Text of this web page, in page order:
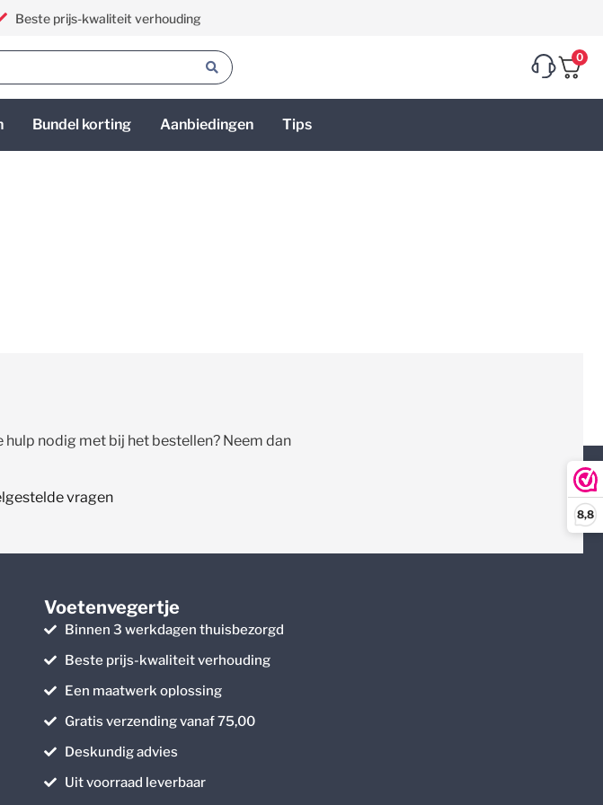
8,8
Beste prijs-kwaliteit verhouding
0
Bundel korting Aanbiedingen Tips
nodig met bij het bestellen? Neem dan
vragen
Voetenvegertje
Binnen 3 werkdagen thuisbezorgd
Beste prijs-kwaliteit verhouding
Een maatwerk oplossing
Gratis verzending vanaf 75,00
Deskundig advies
Uit voorraad leverbaar